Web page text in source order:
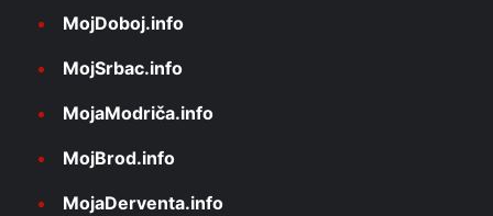
MojDoboj.info
MojSrbac.info
MojaModriča.info
MojBrod.info
MojaDerventa.info